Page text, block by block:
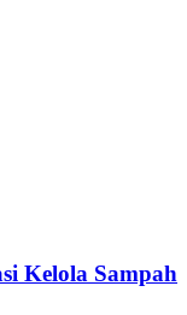
Kelola Sampah